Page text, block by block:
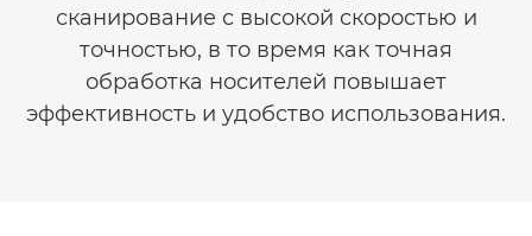
сканирование с высокой скоростью и
точностью, в то время как точная
обработка носителей повышает
эффективность и удобство использования.